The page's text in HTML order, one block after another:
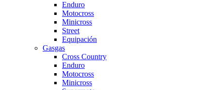
Enduro
Motocross
Minicross
Street
Equipación
Gasgas
Cross Country
Enduro
Motocross
Minicross